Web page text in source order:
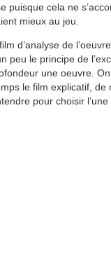
cela ne
mieux au jeu.
d’analyse de
peu le principe de
une oeuvre.
le film explicatif, de
pour choisir